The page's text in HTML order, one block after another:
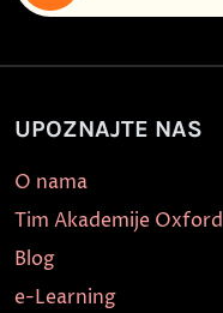
UPOZNAJTE NAS
O nama
Tim Akademije Oxford
Blog
e-Learning